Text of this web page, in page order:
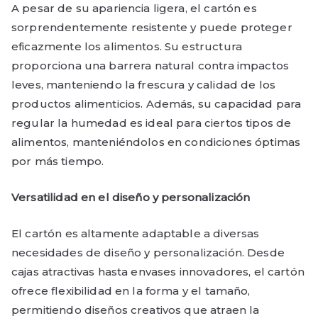
A pesar de su apariencia ligera, el cartón es
sorprendentemente resistente y puede proteger
eficazmente los alimentos. Su estructura
proporciona una barrera natural contra impactos
leves, manteniendo la frescura y calidad de los
productos alimenticios. Además, su capacidad para
regular la humedad es ideal para ciertos tipos de
alimentos, manteniéndolos en condiciones óptimas
por más tiempo.
Versatilidad en el diseño y personalización
El cartón es altamente adaptable a diversas
necesidades de diseño y personalización. Desde
cajas atractivas hasta envases innovadores, el cartón
ofrece flexibilidad en la forma y el tamaño,
permitiendo diseños creativos que atraen la